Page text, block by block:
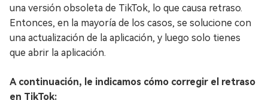
una versión obsoleta de TikTok, lo que causa retraso.
Entonces, en la mayoría de los casos, se solucione con
una actualización de la aplicación, y luego solo tienes
que abrir la aplicación.
A continuación, le indicamos cómo corregir el retraso
en TikTok: